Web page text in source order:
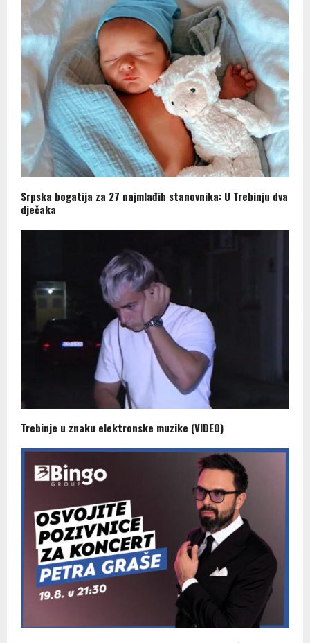
Srpska bogatija za 27 najmlađih stanovnika: U Trebinju dva
dječaka
Trebinje u znaku elektronske muzike (VIDEO)